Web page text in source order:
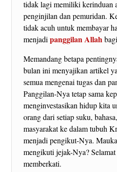
tidak lagi memiliki kerinduan
penginjilan dan pemuridan.
tidak acuh untuk membayar
menjadipanggilan Allah
Memandang betapa
bulan ini menyajikan artikel
semua mengenai tugas dan
Panggilan-Nya tetap sama
menginvestasikan hidup kita
orang dari setiap suku,
masyarakat ke dalam tubuh
menjadi pengikut-Nya.
mengikuti jejak-Nya?
memberkati.